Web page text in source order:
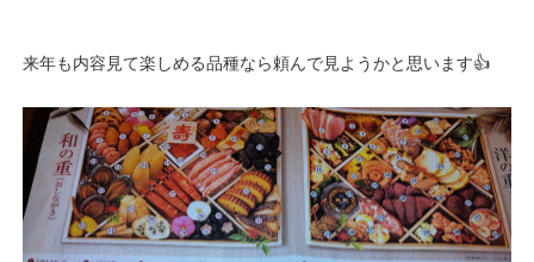
来年も内容見て楽しめる品種なら頼んで見ようかと思います👍